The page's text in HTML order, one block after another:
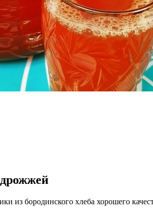
из бородинского хлеба хорошего